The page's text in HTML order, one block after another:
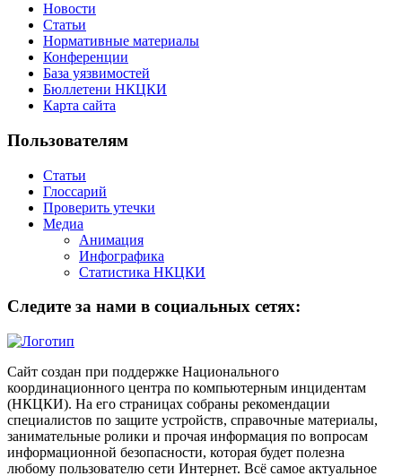
Новости
Статьи
Нормативные материалы
Конференции
База уязвимостей
Бюллетени НКЦКИ
Карта сайта
Пользователям
Статьи
Глоссарий
Проверить утечки
Медиа
Анимация
Инфографика
Статистика НКЦКИ
Следите за нами в социальных сетях:
Сайт создан при поддержке Национального
координационного центра по компьютерным инцидентам
(НКЦКИ). На его страницах собраны рекомендации
специалистов по защите устройств, справочные материалы,
занимательные ролики и прочая информация по вопросам
информационной безопасности, которая будет полезна
любому пользователю сети Интернет. Всё самое актуальное